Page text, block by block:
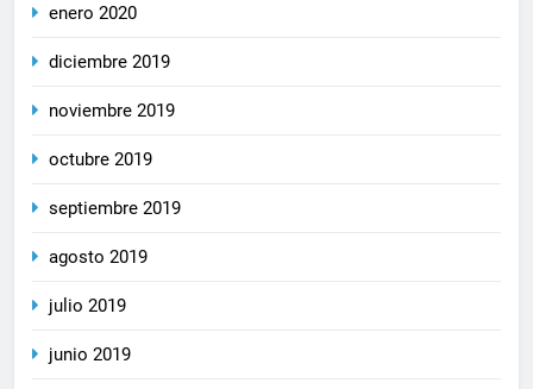
enero 2020
diciembre 2019
noviembre 2019
octubre 2019
septiembre 2019
agosto 2019
julio 2019
junio 2019